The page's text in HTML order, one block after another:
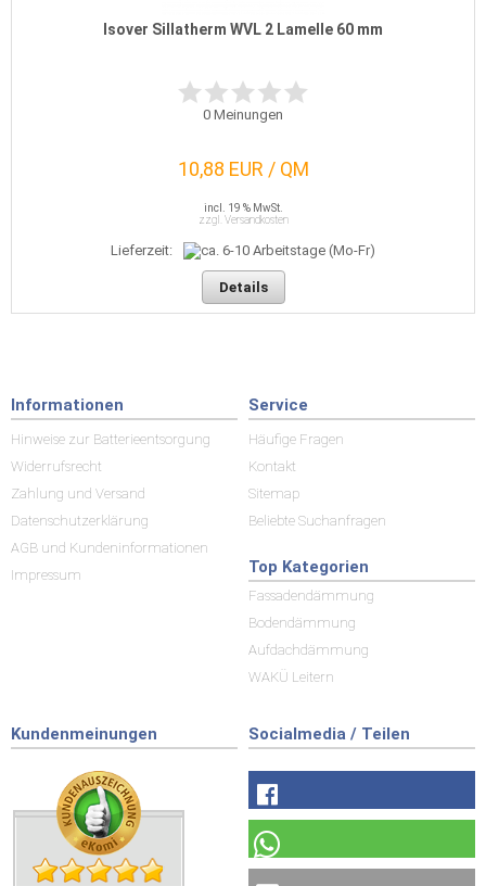
Isover Sillatherm WVL 2 Lamelle 60 mm
0 Meinungen
10,88 EUR / QM
incl. 19 % MwSt.
zzgl. Versandkosten
Lieferzeit:
Details
Informationen
Hinweise zur Batterieentsorgung
Widerrufsrecht
Zahlung und Versand
Datenschutzerklärung
AGB und Kundeninformationen
Impressum
Service
Häufige Fragen
Kontakt
Sitemap
Beliebte Suchanfragen
Top Kategorien
Fassadendämmung
Bodendämmung
Aufdachdämmung
WAKÜ Leitern
Kundenmeinungen Socialmedia / Teilen